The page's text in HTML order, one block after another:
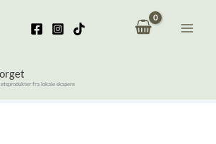
fra lokale skapere